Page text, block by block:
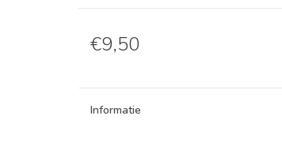
€9,50
Informatie